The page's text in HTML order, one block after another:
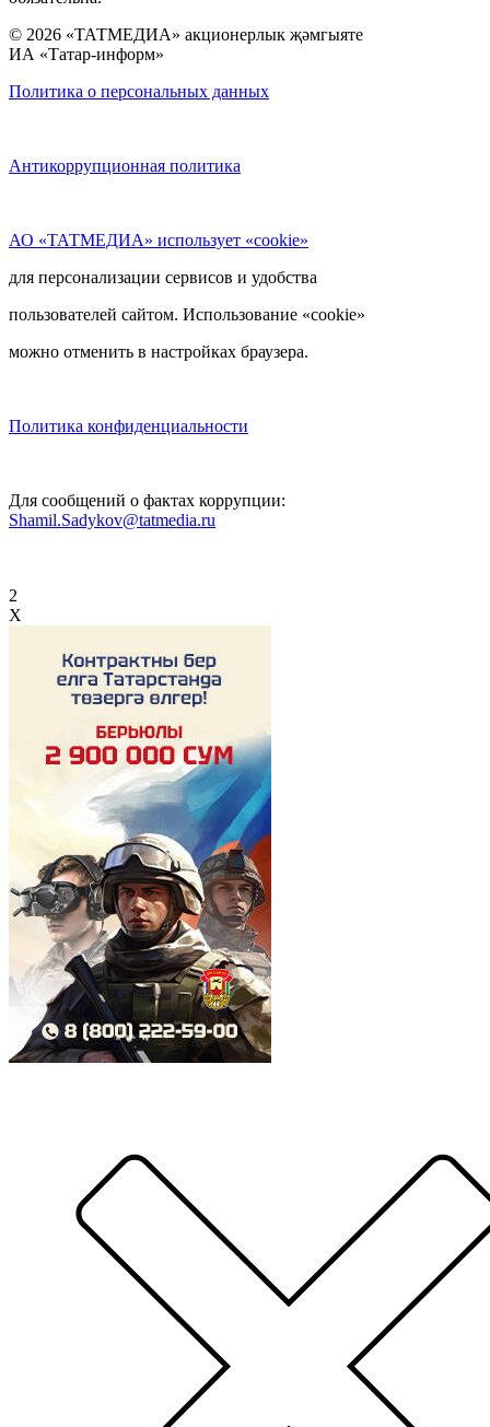
© 2026 «ТАТМЕДИА» акционерлык җәмгыяте
ИА «Татар-информ»
Политика о персональных данных
Антикоррупционная политика
АО «ТАТМЕДИА» использует «cookie»
для персонализации сервисов и удобства
пользователей сайтом. Использование «cookie»
можно отменить в настройках браузера.
Политика конфиденциальности
Для сообщений о фактах коррупции:
Shamil.Sadykov@tatmedia.ru
2
X